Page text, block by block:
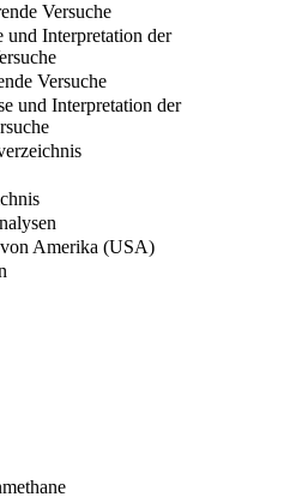
Versuche
und Interpretation der
Versuche
und Interpretation der
von Amerika (USA)